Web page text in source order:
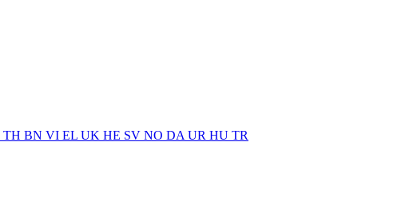
TH BN VI EL UK HE SV NO DA UR HU TR